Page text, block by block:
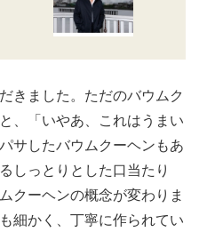
きました。ただのバウムク
、「いやあ、これはうまい
サしたバウムクーヘンもあ
しっとりとした口当たり
クーヘンの概念が変わりま
細かく、丁寧に作られてい